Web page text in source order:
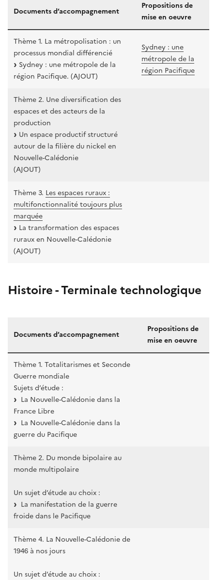
Documents d’accompagnement
Propositions de
mise en oeuvre
Thème 1. La métropolisation : un
processus mondial différencié
Sydney : une métropole de la
région Pacifique. (AJOUT)
Sydney : une
métropole de la
région Pacifique
Thème 2. Une diversification des
espaces et des acteurs de la
production
Un espace productif structuré
autour de la filière du nickel en
Nouvelle-Calédonie
(AJOUT)
Thème 3. Les espaces ruraux :
multifonctionnalité toujours plus
marquée
La transformation des espaces
ruraux en Nouvelle-Calédonie
(AJOUT)
Histoire - Terminale technologique
Documents d’accompagnement
Propositions de
mise en oeuvre
Thème 1. Totalitarismes et Seconde
Guerre mondiale
Sujets d’étude :
La Nouvelle-Calédonie dans la
France Libre
La Nouvelle-Calédonie dans la
guerre du Pacifique
Thème 2. Du monde bipolaire au
monde multipolaire
Un sujet d’étude au choix :
La manifestation de la guerre
froide dans le Pacifique
Thème 4. La Nouvelle-Calédonie de
1946 à nos jours
Un sujet d’étude au choix :